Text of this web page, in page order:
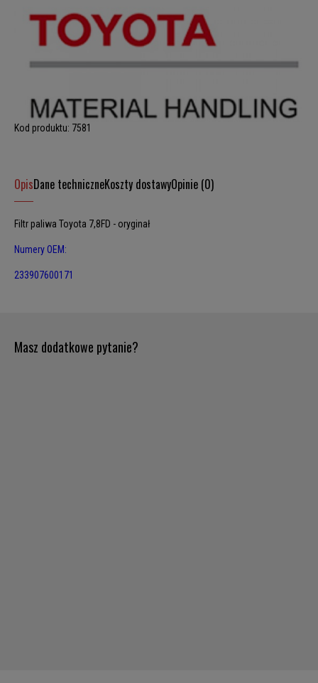
Kod produktu: 7581
OpisDane techniczneKoszty dostawyOpinie (0)
Filtr paliwa Toyota 7,8FD - oryginał
Numery OEM:
233907600171
Masz dodatkowe pytanie?